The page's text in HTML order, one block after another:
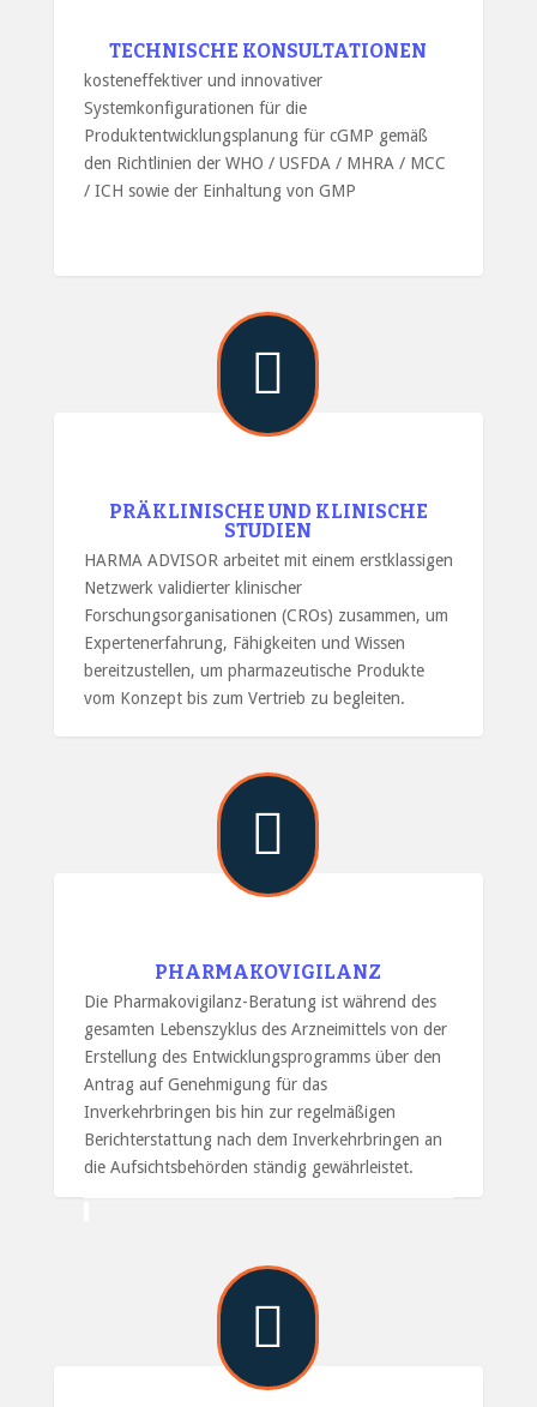
TECHNISCHE KONSULTATIONEN
kosteneffektiver und innovativer
Systemkonfigurationen für die
Produktentwicklungsplanung für cGMP gemäß
den Richtlinien der WHO / USFDA / MHRA / MCC
/ ICH sowie der Einhaltung von GMP

PRÄKLINISCHE UND KLINISCHE
STUDIEN
HARMA ADVISOR arbeitet mit einem erstklassigen
Netzwerk validierter klinischer
Forschungsorganisationen (CROs) zusammen, um
Expertenerfahrung, Fähigkeiten und Wissen
bereitzustellen, um pharmazeutische Produkte
vom Konzept bis zum Vertrieb zu begleiten.

PHARMAKOVIGILANZ
Die Pharmakovigilanz-Beratung ist während des
gesamten Lebenszyklus des Arzneimittels von der
Erstellung des Entwicklungsprogramms über den
Antrag auf Genehmigung für das
Inverkehrbringen bis hin zur regelmäßigen
Berichterstattung nach dem Inverkehrbringen an
die Aufsichtsbehörden ständig gewährleistet.
